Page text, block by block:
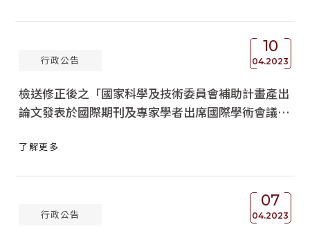
10
04.2023
行政公告
檢送修正後之「國家科學及技術委員會補助計畫產出
論文發表於國際期刊及專家學者出席國際學術會議發
轉知。
了解更多
07
04.2023
行政公告